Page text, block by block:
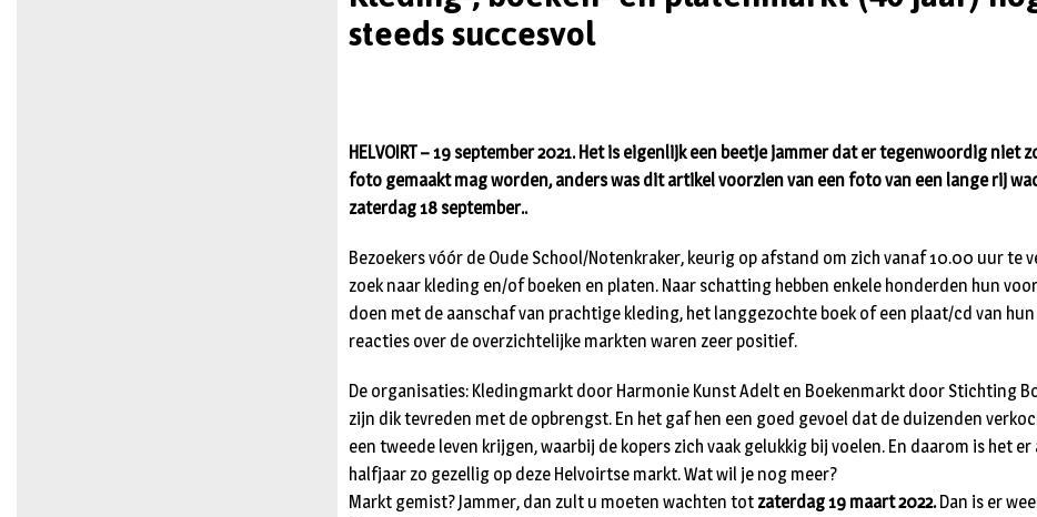
steeds succesvol
HELVOIRT – 19 september 2021. Het is eigenlijk een beetje jammer dat er tegenwoordig niet
foto gemaakt mag worden, anders was dit artikel voorzien van een foto van een lange rij
zaterdag 18 september..
Bezoekers vóór de Oude School/Notenkraker, keurig op afstand om zich vanaf 10.00 uur te
zoek naar kleding en/of boeken en platen. Naar schatting hebben enkele honderden hun
doen met de aanschaf van prachtige kleding, het langgezochte boek of een plaat/cd van
reacties over de overzichtelijke markten waren zeer positief.
De organisaties: Kledingmarkt door Harmonie Kunst Adelt en Boekenmarkt door Stichting
zijn dik tevreden met de opbrengst. En het gaf hen een goed gevoel dat de duizenden
een tweede leven krijgen, waarbij de kopers zich vaak gelukkig bij voelen. En daarom is het er
halfjaar zo gezellig op deze Helvoirtse markt. Wat wil je nog meer?
Markt gemist? Jammer, dan zult u moeten wachten tot zaterdag 19 maart 2022.Dan is er